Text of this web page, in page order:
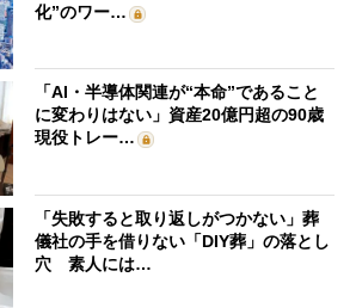
化”のワー…
「AI・半導体関連が“本命”であること
に変わりはない」資産20億円超の90歳
現役トレー…
「失敗すると取り返しがつかない」葬
儀社の手を借りない「DIY葬」の落とし
穴 素人には…